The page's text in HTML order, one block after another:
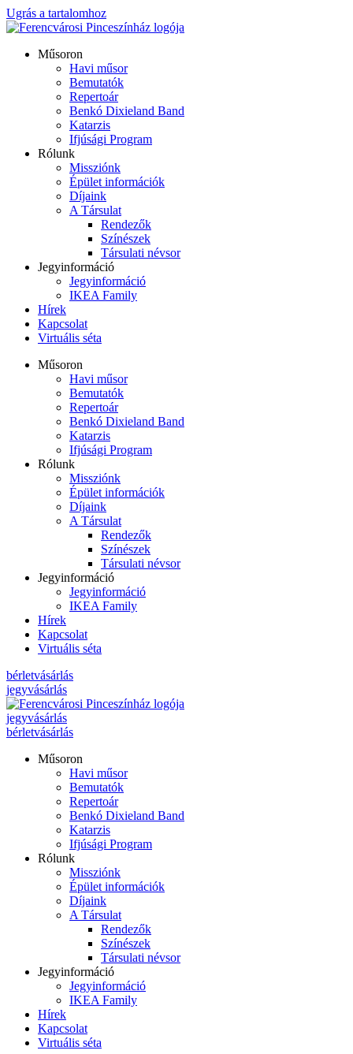
Ugrás a tartalomhoz
Műsoron
Havi műsor
Bemutatók
Repertoár
Benkó Dixieland Band
Katarzis
Ifjúsági Program
Rólunk
Missziónk
Épület információk
Díjaink
A Társulat
Rendezők
Színészek
Társulati névsor
Jegyinformáció
Jegyinformáció
IKEA Family
Hírek
Kapcsolat
Virtuális séta
Műsoron
Havi műsor
Bemutatók
Repertoár
Benkó Dixieland Band
Katarzis
Ifjúsági Program
Rólunk
Missziónk
Épület információk
Díjaink
A Társulat
Rendezők
Színészek
Társulati névsor
Jegyinformáció
Jegyinformáció
IKEA Family
Hírek
Kapcsolat
Virtuális séta
bérletvásárlás
jegyvásárlás
jegyvásárlás
bérletvásárlás
Műsoron
Havi műsor
Bemutatók
Repertoár
Benkó Dixieland Band
Katarzis
Ifjúsági Program
Rólunk
Missziónk
Épület információk
Díjaink
A Társulat
Rendezők
Színészek
Társulati névsor
Jegyinformáció
Jegyinformáció
IKEA Family
Hírek
Kapcsolat
Virtuális séta